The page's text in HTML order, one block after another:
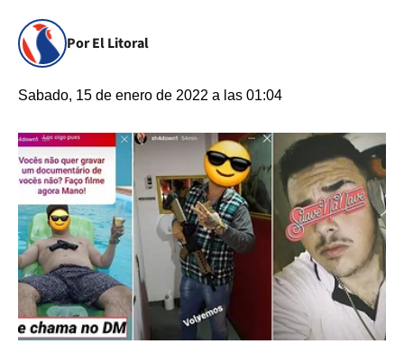
Por El Litoral
Sabado, 15 de enero de 2022 a las 01:04